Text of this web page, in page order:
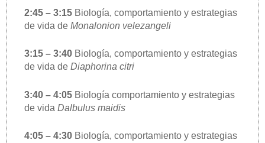
2:45 – 3:15 Biología, comportamiento y estrategias
de vida de Monalonion velezangeli
3:15 – 3:40 Biología, comportamiento y estrategias
de vida de Diaphorina citri
3:40 – 4:05 Biología comportamiento y estrategias
de vida Dalbulus maidis
4:05 – 4:30 Biología, comportamiento y estrategias